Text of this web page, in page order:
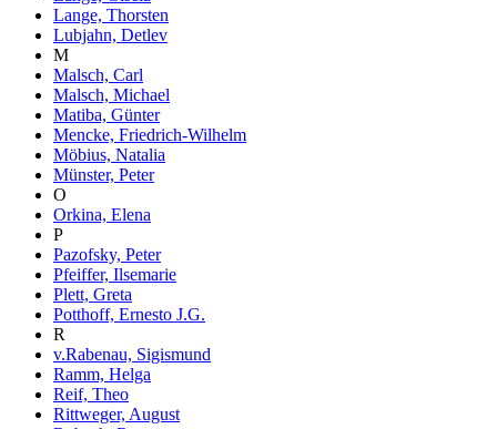
Lange, Thorsten
Lubjahn, Detlev
M
Malsch, Carl
Malsch, Michael
Matiba, Günter
Mencke, Friedrich-Wilhelm
Möbius, Natalia
Münster, Peter
O
Orkina, Elena
P
Pazofsky, Peter
Pfeiffer, Ilsemarie
Plett, Greta
Potthoff, Ernesto J.G.
R
v.Rabenau, Sigismund
Ramm, Helga
Reif, Theo
Rittweger, August